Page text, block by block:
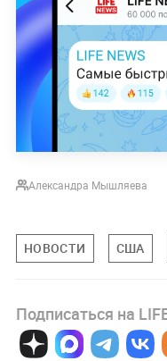
Александра Мышляева
НОВОСТИ США
Подписаться на